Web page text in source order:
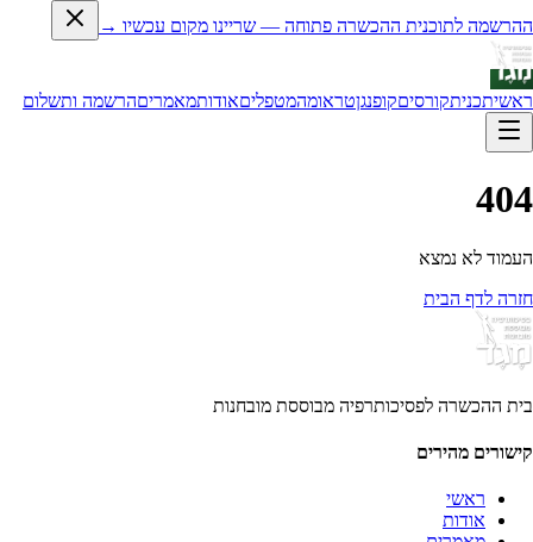
ההרשמה לתוכנית ההכשרה פתוחה — שריינו מקום עכשיו →
ראשיתכניתקורסיםקופנגןטראומהמטפליםאודותמאמריםהרשמה ותשלום
404
העמוד לא נמצא
חזרה לדף הבית
בית ההכשרה לפסיכותרפיה מבוססת מובחנות
קישורים מהירים
ראשי
אודות